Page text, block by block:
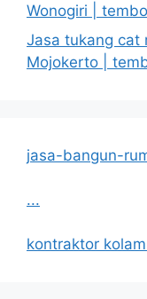
Wonogiri |
Jasa tukang cat
Mojokerto |
jasa-bangun-
...
kontraktor